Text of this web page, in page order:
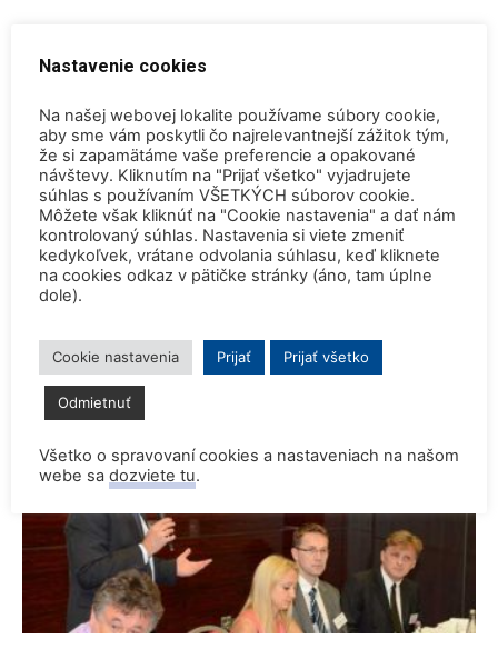
Košice – odborný seminár a technické
exkurzie k využívaniu ionizujúceho
žiarenia...
Tereza Melicherová - 17. novembra 2013
Nastavenie cookies
Na našej webovej lokalite používame súbory cookie,
aby sme vám poskytli čo najrelevantnejší zážitok tým,
že si zapamätáme vaše preferencie a opakované
návštevy. Kliknutím na "Prijať všetko" vyjadrujete
súhlas s používaním VŠETKÝCH súborov cookie.
Môžete však kliknúť na "Cookie nastavenia" a dať nám
kontrolovaný súhlas. Nastavenia si viete zmeniť
kedykoľvek, vrátane odvolania súhlasu, keď kliknete
na cookies odkaz v pätičke stránky (áno, tam úplne
dole).
Cookie nastavenia Prijať Prijať všetko
Odmietnuť
Všetko o spravovaní cookies a nastaveniach na našom
webe sa dozviete tu.